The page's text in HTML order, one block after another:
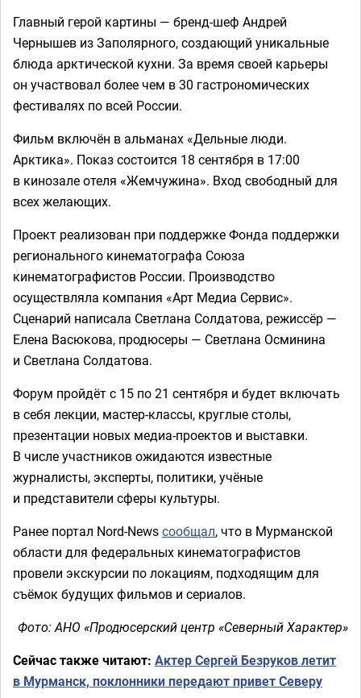
Главный герой картины — бренд-шеф Андрей
Чернышев из Заполярного, создающий уникальные
блюда арктической кухни. За время своей карьеры
он участвовал более чем в 30 гастрономических
фестивалях по всей России.
Фильм включён в альманах «Дельные люди.
Арктика». Показ состоится 18 сентября в 17:00
в кинозале отеля «Жемчужина». Вход свободный для
всех желающих.
Проект реализован при поддержке Фонда поддержки
регионального кинематографа Союза
кинематографистов России. Производство
осуществляла компания «Арт Медиа Сервис».
Сценарий написала Светлана Солдатова, режиссёр —
Елена Васюкова, продюсеры — Светлана Осминина
и Светлана Солдатова.
Форум пройдёт с 15 по 21 сентября и будет включать
в себя лекции, мастер-классы, круглые столы,
презентации новых медиа-проектов и выставки.
В числе участников ожидаются известные
журналисты, эксперты, политики, учёные
и представители сферы культуры.
Ранее портал Nord-Newsсообщал, что в Мурманской
области для федеральных кинематографистов
провели экскурсии по локациям, подходящим для
съёмок будущих фильмов и сериалов.
Фото: АНО «Продюсерский центр «Северный Характер»
Сейчас также читают: Актер Сергей Безруков летит
в Мурманск, поклонники передают привет Северу